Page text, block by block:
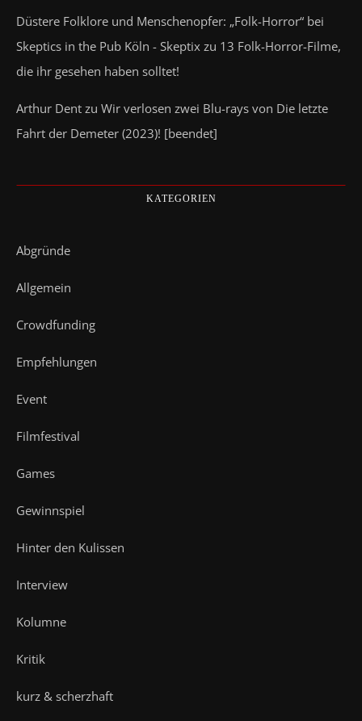
Düstere Folklore und Menschenopfer: „Folk-Horror“ bei
Skeptics in the Pub Köln - Skeptix zu 13 Folk-Horror-Filme,
die ihr gesehen haben solltet!
Arthur Dent zu Wir verlosen zwei Blu-rays von Die letzte
Fahrt der Demeter (2023)! [beendet]
KATEGORIEN
Abgründe
Allgemein
Crowdfunding
Empfehlungen
Event
Filmfestival
Games
Gewinnspiel
Hinter den Kulissen
Interview
Kolumne
Kritik
kurz & scherzhaft